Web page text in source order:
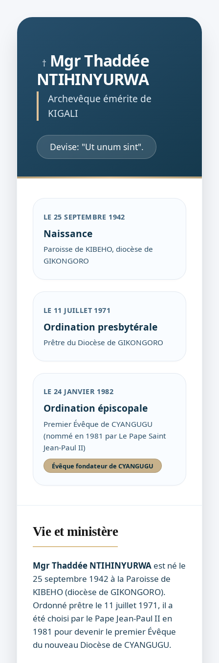
† Mgr Thaddée
NTIHINYURWA
Archevêque émérite de
KIGALI
Devise: "Ut unum sint".
LE 25 SEPTEMBRE 1942
Naissance
Paroisse de KIBEHO, diocèse de
GIKONGORO
LE 11 JUILLET 1971
Ordination presbytérale
Prêtre du Diocèse de GIKONGORO
LE 24 JANVIER 1982
Ordination épiscopale
Premier Évêque de CYANGUGU
(nommé en 1981 par Le Pape Saint
Jean-Paul II)
Évêque fondateur de CYANGUGU
Vie et ministère
Mgr Thaddée NTIHINYURWA est né le
25 septembre 1942 à la Paroisse de
KIBEHO (diocèse de GIKONGORO).
Ordonné prêtre le 11 juillet 1971, il a
été choisi par le Pape Jean-Paul II en
1981 pour devenir le premier Évêque
du nouveau Diocèse de CYANGUGU.